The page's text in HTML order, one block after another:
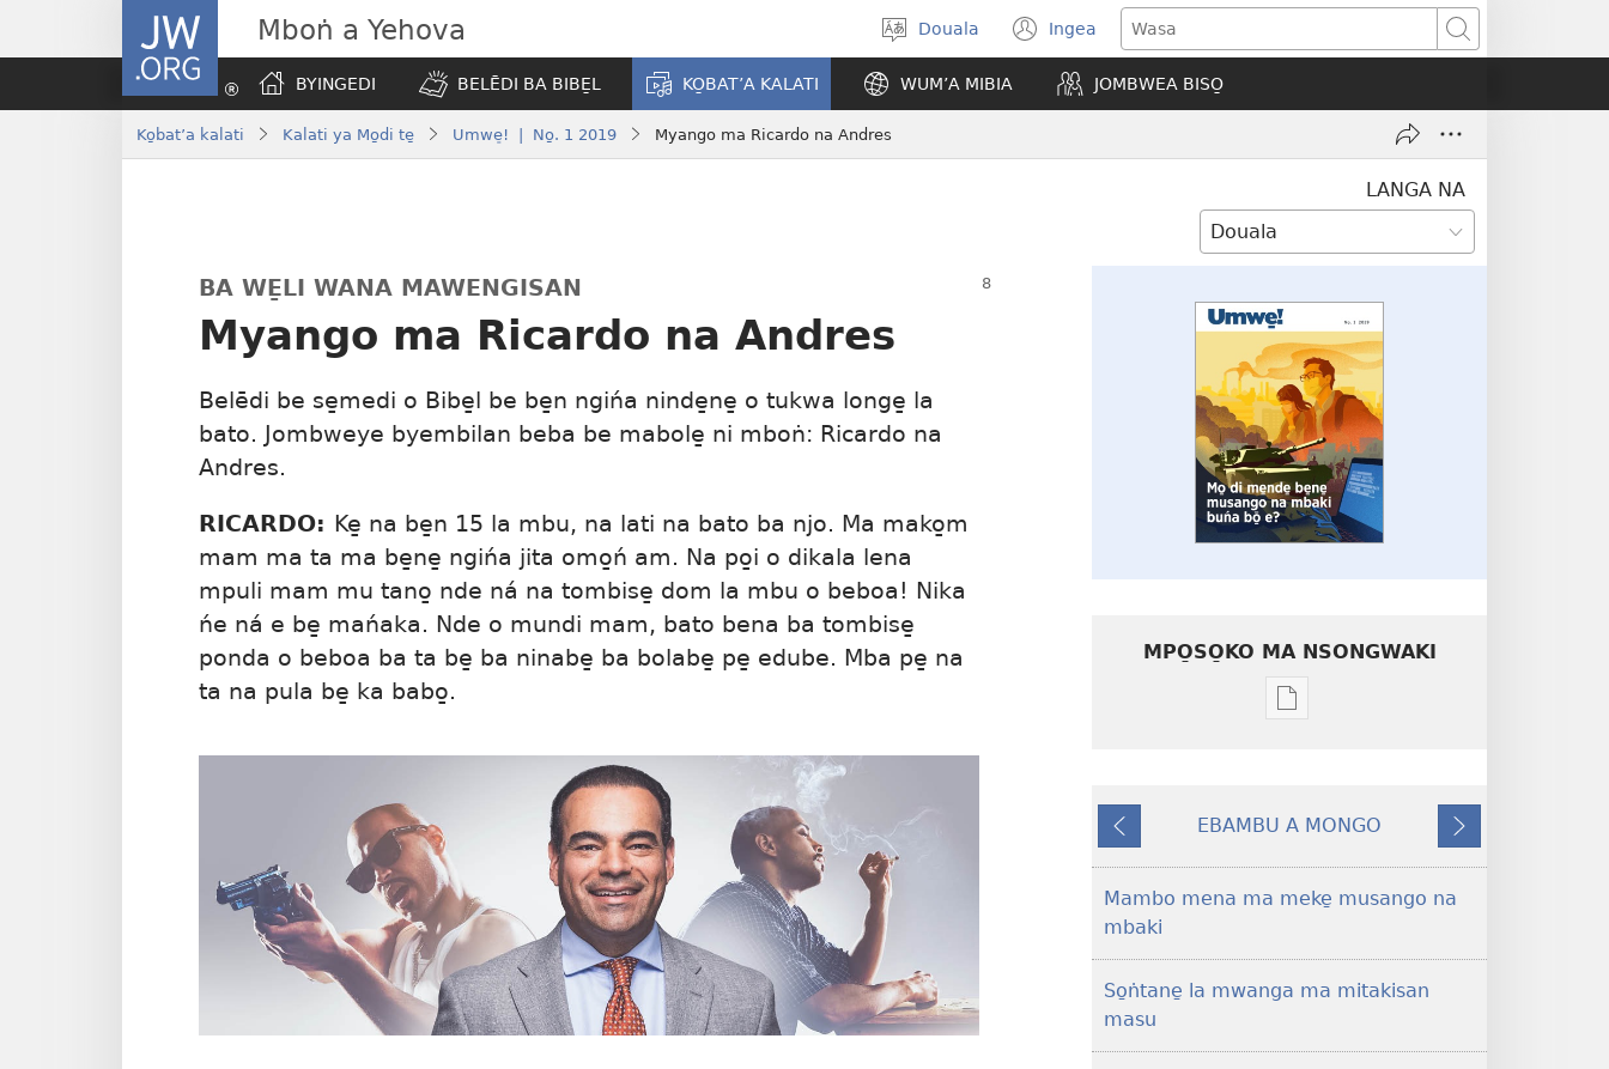
JW.ORG Mboṅ a Yehova
Po̱so̱
eyem’a
bwambo
Douala Ingea
(opens
new
window)
Wasa
BYINGEDI BELĒDI BA BIBE̱L KO̱BAT’A KALATI WUM’A MIBIA JOMBWEA BISO̱
Ko̱bat’a kalati Kalati ya Mo̱di te̱ Umwe̠! | No̱. 1 2019 Myango ma Ricardo na Andres
LANGA NA
BA WE̱LI WANA MAWENGISAN
Myango ma Ricardo na Andres
Belēdi be se̱medi o Bibe̱l be be̱n ngińa ninde̱ne̱ o tukwa longe̱ la
bato. Jombweye byembilan beba be mabole̱ ni mboṅ: Ricardo na
Andres.
RICARDO: Ke̱ na be̱n 15 la mbu, na lati na bato ba njo. Ma mako̱m
mam ma ta ma be̱ne̱ ngińa jita omo̱ń am. Na po̱i o dikala lena
mpuli mam mu tano̱ nde ná na tombise̱ dom la mbu o beboa! Nika
ńe ná e be̱ mańaka. Nde o mundi mam, bato bena ba tombise̱
ponda o beboa ba ta be̱ ba ninabe̱ ba bolabe̱ pe̱ edube. Mba pe̱ na
ta na pula be̱ ka babo̱.
MPO̱SO̱KO MA NSONGWAKI
Mpo̱so̱ko
kalati
o
UMWE̠!
di
DI
SE̱LE̱
EBAMBU A MONGO
DI
BUPE̱
Mambo mena ma meke̱ musango na
mbaki
So̱ṅtane̱ la mwanga ma mitakisan
masu